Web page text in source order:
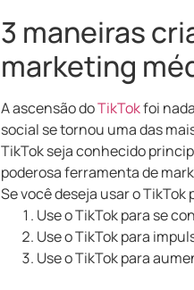
3 maneiras
marketing
A ascensão doTikTokfoi
social se tornou uma das
TikTok seja conhecido
poderosa ferramenta de
Se você deseja usar o
Use o TikTok para se
Use o TikTok para
Use o TikTok para